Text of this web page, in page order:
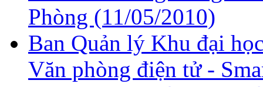
Phòng (11/05/2010)
Ban Quản lý Khu đại
Văn phòng điện tử -